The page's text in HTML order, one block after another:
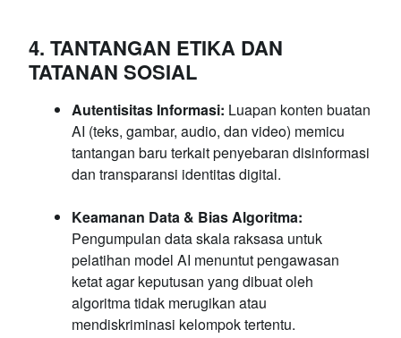
4. TANTANGAN ETIKA DAN
TATANAN SOSIAL
Autentisitas Informasi: Luapan konten buatan
AI (teks, gambar, audio, dan video) memicu
tantangan baru terkait penyebaran disinformasi
dan transparansi identitas digital.
Keamanan Data & Bias Algoritma:
Pengumpulan data skala raksasa untuk
pelatihan model AI menuntut pengawasan
ketat agar keputusan yang dibuat oleh
algoritma tidak merugikan atau
mendiskriminasi kelompok tertentu.